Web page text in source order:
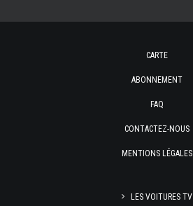
CARTE
ABONNEMENT
FAQ
CONTACTEZ-NOUS
MENTIONS LÉGALES
LES VOITURES TV